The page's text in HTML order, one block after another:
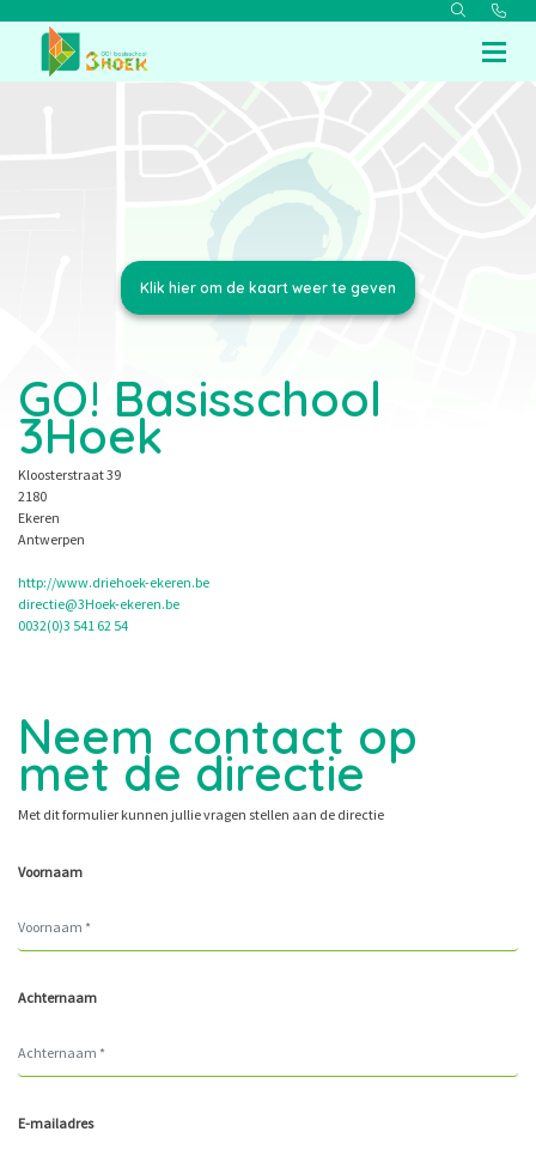
GO! Basisschool
3Hoek
Kloosterstraat 39
2180
Ekeren
Antwerpen
http://www.driehoek-ekeren.be
directie@3Hoek-ekeren.be
0032(0)3 541 62 54
Neem contact op
met de directie
Met dit formulier kunnen jullie vragen stellen aan de directie
Voornaam
Achternaam
E-mailadres